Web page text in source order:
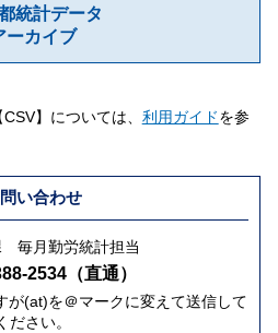
統計データ
ーカイブ
】については、 利用ガイドを参
い合わせ
毎月勤労統計担当
2534（直通）
が(at)を＠マークに変えて送信して
ださい。